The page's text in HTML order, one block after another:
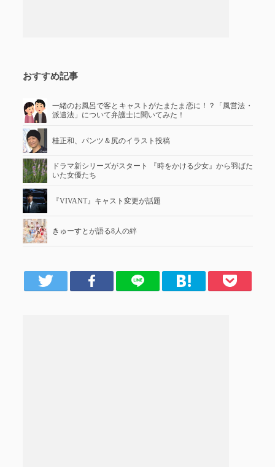
おすすめ記事
一緒のお風呂で客とキャストがたまたま恋に！？「風営法・
派遣法」について弁護士に聞いてみた！
桂正和、パンツ＆尻のイラスト投稿
ドラマ新シリーズがスタート 『時をかける少女』から羽ばた
いた女優たち
『VIVANT』キャスト変更が話題
きゅーすとが語る8人の絆
Facebook LINE はてブ Pocket